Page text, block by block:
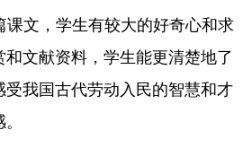
课文，学生有较大的好奇心和求
文献资料，学生能更清楚地了
受我国古代劳动入民的智慧和才